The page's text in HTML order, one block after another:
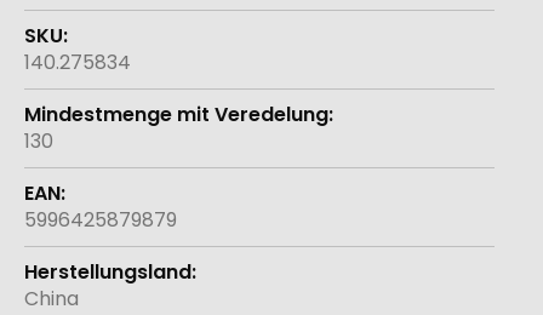
140.275834
130
5996425879879
China